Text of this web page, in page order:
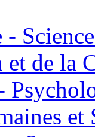
de la
et